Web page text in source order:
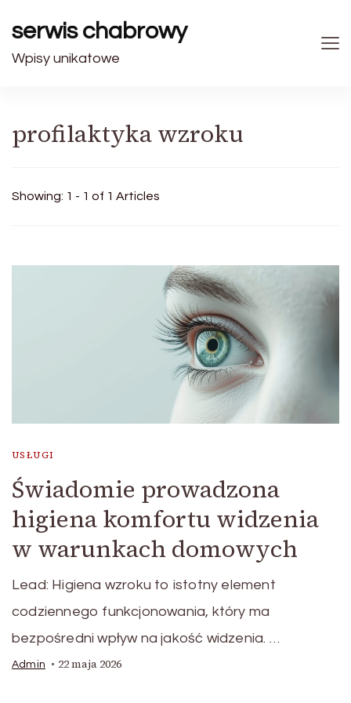
serwis chabrowy
Wpisy unikatowe
profilaktyka wzroku
Showing: 1 - 1 of 1 Articles
USŁUGI
Świadomie prowadzona
higiena komfortu widzenia
w warunkach domowych
Lead: Higiena wzroku to istotny element
codziennego funkcjonowania, który ma
bezpośredni wpływ na jakość widzenia. …
Admin 22 maja 2026